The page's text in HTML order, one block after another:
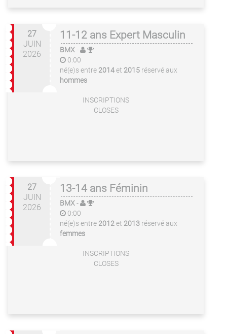
27
JUIN
2026
11-12 ans Expert Masculin
BMX-
0:00
né(e)s entre 2014et 2015 réservé aux
hommes
INSCRIPTIONS
CLOSES
27
JUIN
2026
13-14 ans Féminin
BMX-
0:00
né(e)s entre 2012et 2013 réservé aux
femmes
INSCRIPTIONS
CLOSES